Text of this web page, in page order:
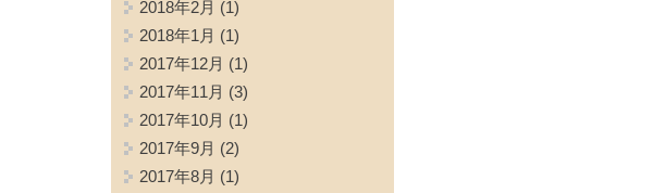
2018年2月 (1)
2018年1月 (1)
2017年12月 (1)
2017年11月 (3)
2017年10月 (1)
2017年9月 (2)
2017年8月 (1)